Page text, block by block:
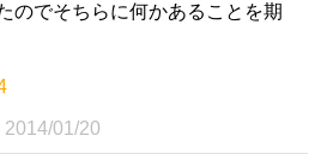
のでそちらに何かあることを期
2014/01/20